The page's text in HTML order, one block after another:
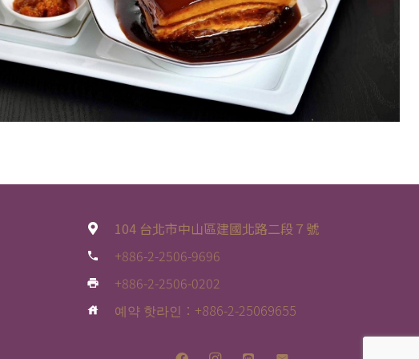
104 台北市中山區建國北路二段７號
phone +886-2-2506-9696
print +886-2-2506-0202
house 예약 핫라인：+886-2-25069655